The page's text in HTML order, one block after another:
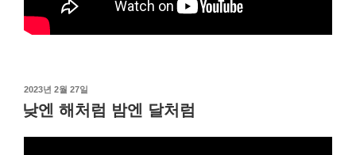
작
성
일
2023년 2월 27일
낮엔 해처럼 밤엔 달처럼